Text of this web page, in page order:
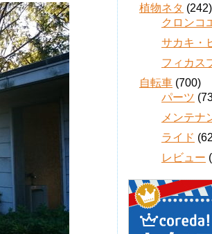
植物ネタ (242)
クロンコ
サカキ・
フィカス
自転車 (700)
パーツ
メンテナ
ライド
レビュー